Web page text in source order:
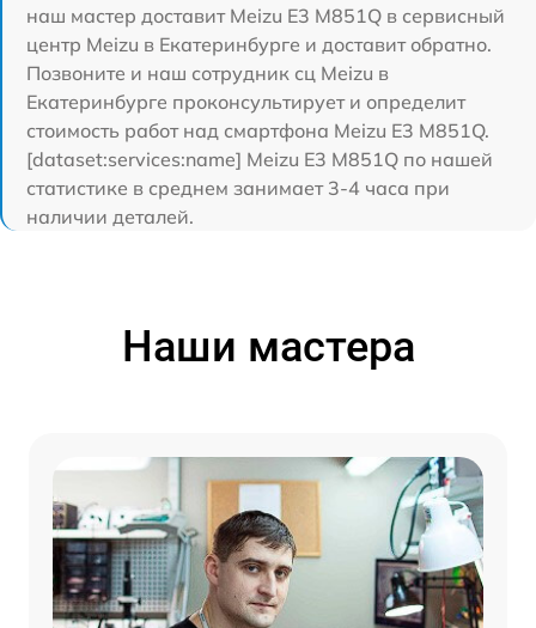
наш мастер доставит Meizu E3 M851Q в сервисный
центр Meizu в Екатеринбурге и доставит обратно.
Позвоните и наш сотрудник сц Meizu в
Екатеринбурге проконсультирует и определит
стоимость работ над смартфона Meizu E3 M851Q.
[dataset:services:name] Meizu E3 M851Q по нашей
статистике в среднем занимает 3-4 часа при
наличии деталей.
Наши мастера